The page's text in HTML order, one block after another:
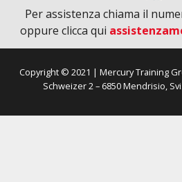
Per assistenza chiama il
oppure clicca qui
Copyright © 2021 | Mercury Training
Schweizer 2 – 6850 Mendrisio,